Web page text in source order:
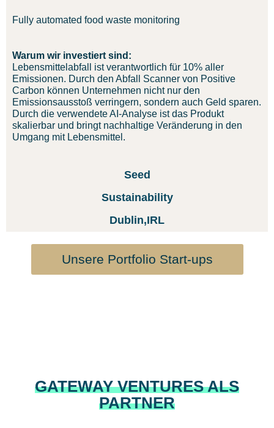
Fully automated food waste monitoring
Warum wir investiert sind:
Lebensmittelabfall ist verantwortlich für 10% aller
Emissionen. Durch den Abfall Scanner von Positive
Carbon können Unternehmen nicht nur den
Emissionsausstoß verringern, sondern auch Geld sparen.
Durch die verwendete AI-Analyse ist das Produkt
skalierbar und bringt nachhaltige Veränderung in den
Umgang mit Lebensmittel.
Seed
Sustainability
Dublin,IRL
Unsere Portfolio Start-ups
GATEWAY VENTURES ALS
PARTNER